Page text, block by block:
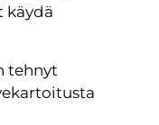
käydä
tehnyt